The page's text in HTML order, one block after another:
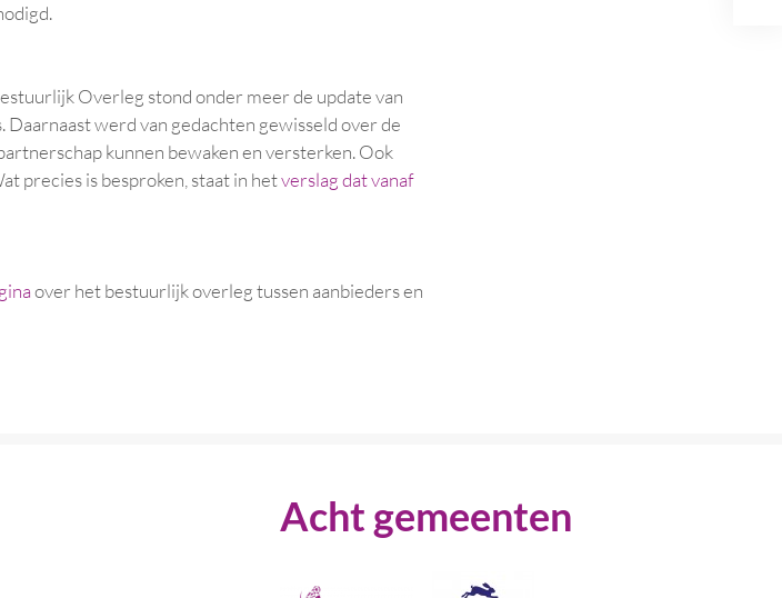
Overleg stond onder meer de update van
werd van gedachten gewisseld over de
kunnen bewaken en versterken. Ook
precies is besproken, staat in hetverslag dat vanaf
over het bestuurlijk overleg tussen aanbieders en
Acht gemeenten